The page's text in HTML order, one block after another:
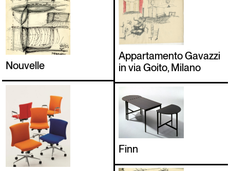
Italiano English
Finn
Nouvelle
Appartamento Gavazzi
in via Goito, Milano